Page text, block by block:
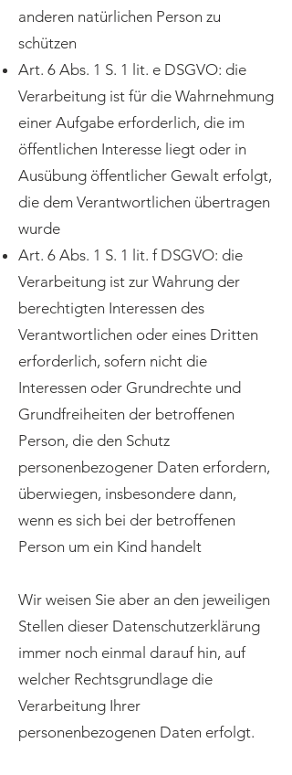
anderen natürlichen Person zu
schützen
Art. 6 Abs. 1 S. 1 lit. e DSGVO: die
Verarbeitung ist für die Wahrnehmung
einer Aufgabe erforderlich, die im
öffentlichen Interesse liegt oder in
Ausübung öffentlicher Gewalt erfolgt,
die dem Verantwortlichen übertragen
wurde
Art. 6 Abs. 1 S. 1 lit. f DSGVO: die
Verarbeitung ist zur Wahrung der
berechtigten Interessen des
Verantwortlichen oder eines Dritten
erforderlich, sofern nicht die
Interessen oder Grundrechte und
Grundfreiheiten der betroffenen
Person, die den Schutz
personenbezogener Daten erfordern,
überwiegen, insbesondere dann,
wenn es sich bei der betroffenen
Person um ein Kind handelt
Wir weisen Sie aber an den jeweiligen
Stellen dieser Datenschutzerklärung
immer noch einmal darauf hin, auf
welcher Rechtsgrundlage die
Verarbeitung Ihrer
personenbezogenen Daten erfolgt.